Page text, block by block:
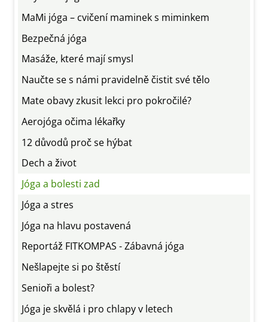
MaMi jóga – cvičení maminek s miminkem
Bezpečná jóga
Masáže, které mají smysl
Naučte se s námi pravidelně čistit své tělo
Mate obavy zkusit lekci pro pokročilé?
Aerojóga očima lékařky
12 důvodů proč se hýbat
Dech a život
Jóga a bolesti zad
Jóga a stres
Jóga na hlavu postavená
Reportáž FITKOMPAS - Zábavná jóga
Nešlapejte si po štěstí
Senioři a bolest?
Jóga je skvělá i pro chlapy v letech